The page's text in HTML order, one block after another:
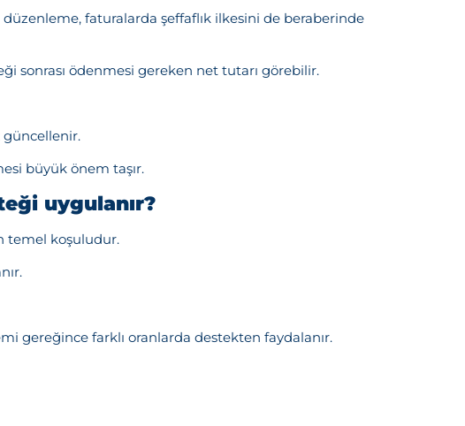
faturalarda şeffaflık ilkesini de beraberinde
sonrası ödenmesi gereken net tutarı görebilir.
güncellenir.
büyük önem taşır.
uygulanır?
temel koşuludur.
gereğince farklı oranlarda destekten faydalanır.